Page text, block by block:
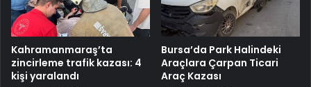
Kahramanmaraş’ta
zincirleme trafik kazası: 4
kişi yaralandı
Bursa’da Park Halindeki
Araçlara Çarpan Ticari
Araç Kazası